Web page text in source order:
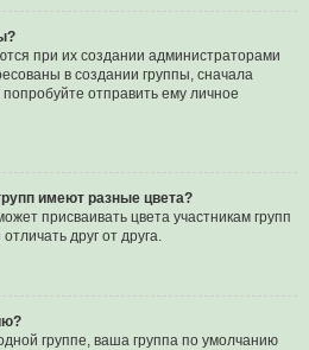
при их создании администраторами
в создании группы, сначала
отправить ему личное
имеют разные цвета?
присваивать цвета участникам групп
друг от друга.
группе, ваша группа по умолчанию